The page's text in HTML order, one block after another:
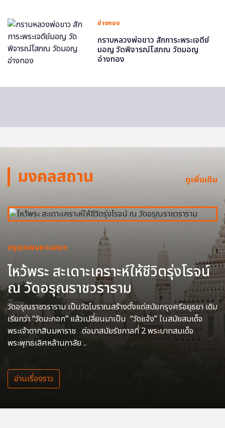
อ่างทอง
กราบหลวงพ่อขาว สักการะพระเจดีย์
มอญ วัดพิจารณ์โสภณ วัดมอญ
อ่างทอง
มงคลสถาน ดูเพิ่มเติม
กรุงเทพมหานครฯ
ไหว้พระ สะเดาะเคราะห์ให้ชีวิตรุ่งโรจน์
ณ วัดอรุณราชวราราม
วัดอรุณราชวราราม เป็นวัดโบราณสร้างตั้งแต่สมัยกรุงศรีอยุธยา เดิม
เรียกว่า “วัดมะกอก” แล้วเปลี่ยนมาเป็น “วัดแจ้ง” ในสมัยสมเด็จ
พระเจ้าตากสินมหาราช ต่อมาสมัยรัชกาลที่ 2 พระบาทสมเด็จ
พระพุทธเลิศหล้านภาลัย ..
อ่านเรื่องราว